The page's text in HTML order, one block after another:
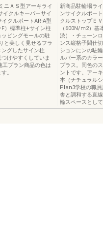
ニＡＳ型アーキライ
イクルキーパーサイ
クルポートAR-A型
）標準柱+サイン柱
ッピングモールの駐
と美しく見せるフラ
グしたサイン柱
けやすくしていま
工プラン商品の色は
。
新商品駐輪場ラ
ンサイクルポー
クルストップＥ
（600N/m2）基
渋）・チェーン
ンス縦格子間仕
ションにンの駐
ルバー系のカラ
プラス。同色の
ントです。アー
本（ナチュラル
Plan3学校の職
舎と調和する直
輪スペースとし